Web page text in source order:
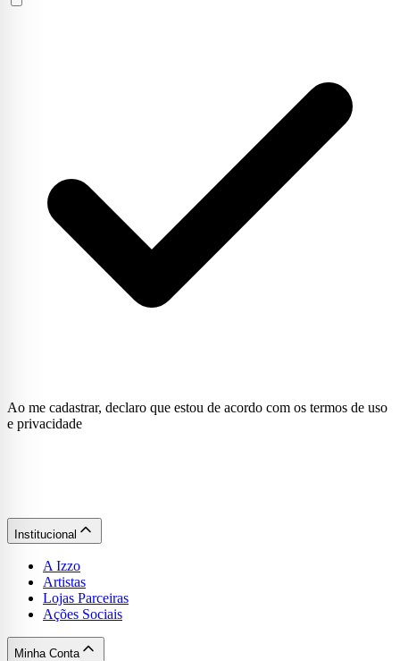
Ao me cadastrar, declaro que estou de acordo com os termos de uso
e privacidade
Institucional
A Izzo
Artistas
Lojas Parceiras
Ações Sociais
Minha Conta